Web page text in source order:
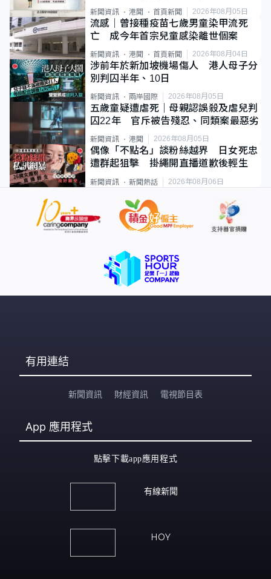
類案最惡劣
新聞資訊 港聞 首頁新聞 2026年08月05日
流感｜曾接種疫苗七歲男童染甲流死
亡 成今年首宗兒童感染離世個案
新聞資訊 港聞 首頁新聞 2026年08月04日
涉前年於新加坡機場傷人 港人母子分
別判囚半年、10日
新聞資訊 兩岸國際 2026年08月05日
五歲童疑遭虐死｜母親認誤殺及虐兒判
囚22年 官斥被告殘忍、同類案最惡劣
新聞資訊 港聞 2026年08月05日
偶像「不點名」談粉絲越界 日女死忠
遭群起狙擊 掛繩開直播道歉後輕生
新聞資訊 新聞熱話 2026年08月06日
有用連結
新聞資訊 財經資訊 電視節目表
App 應用程式
點擊下載app應用程式
有線新聞
HOY